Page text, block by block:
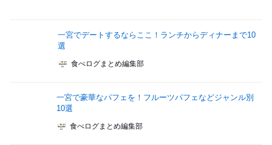
一宮でデートするならここ！ランチからディナーまで10
選
食べログまとめ編集部
一宮で豪華なパフェを！フルーツパフェなどジャンル別
10選
食べログまとめ編集部